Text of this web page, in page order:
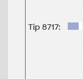
Tip 8717: